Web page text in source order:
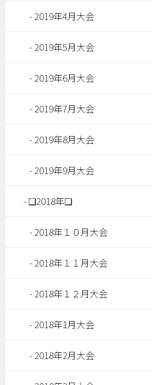
2019年4月大会
2019年5月大会
2019年6月大会
2019年7月大会
2019年8月大会
2019年9月大会
❑2018年❑
2018年１０月大会
2018年１１月大会
2018年１２月大会
2018年1月大会
2018年2月大会